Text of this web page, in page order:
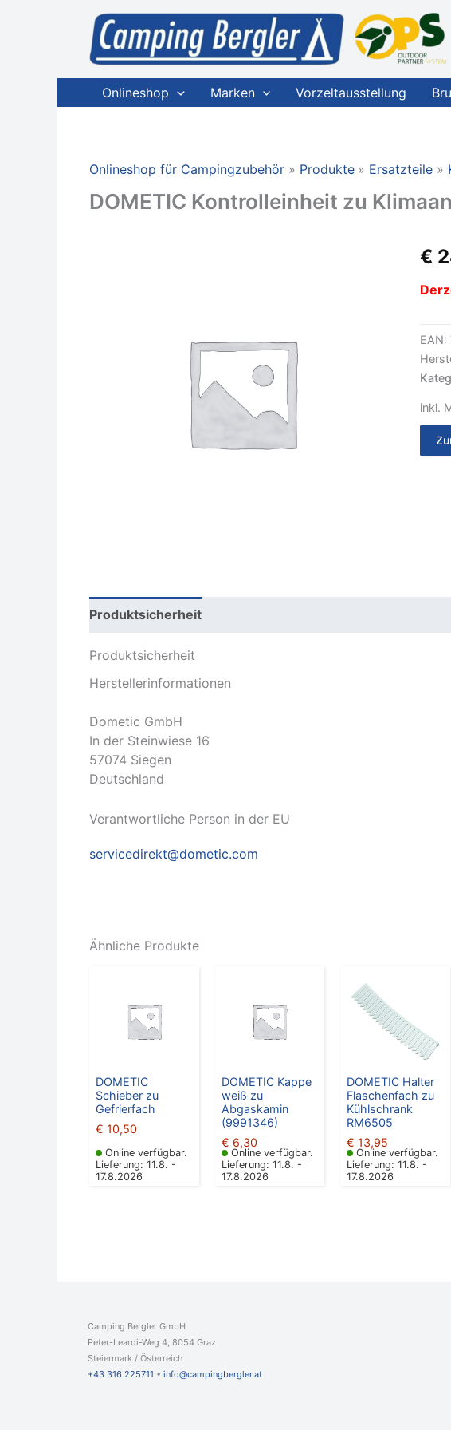
Onlineshop Marken Vorzeltausstellung
Onlineshop für Campingzubehör Produkte Ersatzteile
DOMETIC Kontrolleinheit zu
€
EAN:
inkl.
Produktsicherheit
Produktsicherheit
Herstellerinformationen
Dometic GmbH
In der Steinwiese 16
57074 Siegen
Deutschland
Verantwortliche Person in der EU
servicedirekt@dometic.com
Ähnliche Produkte
DOMETIC
Schieber zu
Gefrierfach
€ 10,50
Online verfügbar.
Lieferung: 11.8. -
17.8.2026
DOMETIC Kappe
weiß zu
Abgaskamin
(9991346)
€ 6,30
Online verfügbar.
Lieferung: 11.8. -
17.8.2026
DOMETIC Halter
Flaschenfach zu
Kühlschrank
RM6505
€ 13,95
Online verfügbar.
Lieferung: 11.8. -
17.8.2026
Camping Bergler GmbH
Peter-Leardi-Weg 4, 8054 Graz
Steiermark / Österreich​
+43 316 225711 ​ • info@campingbergler.at​